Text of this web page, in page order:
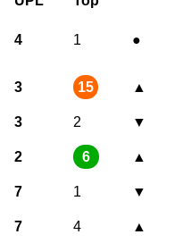
4 1 ●
3 15 ▲
3 2 ▼
2 6 ▲
7 1 ▼
7 4 ▲